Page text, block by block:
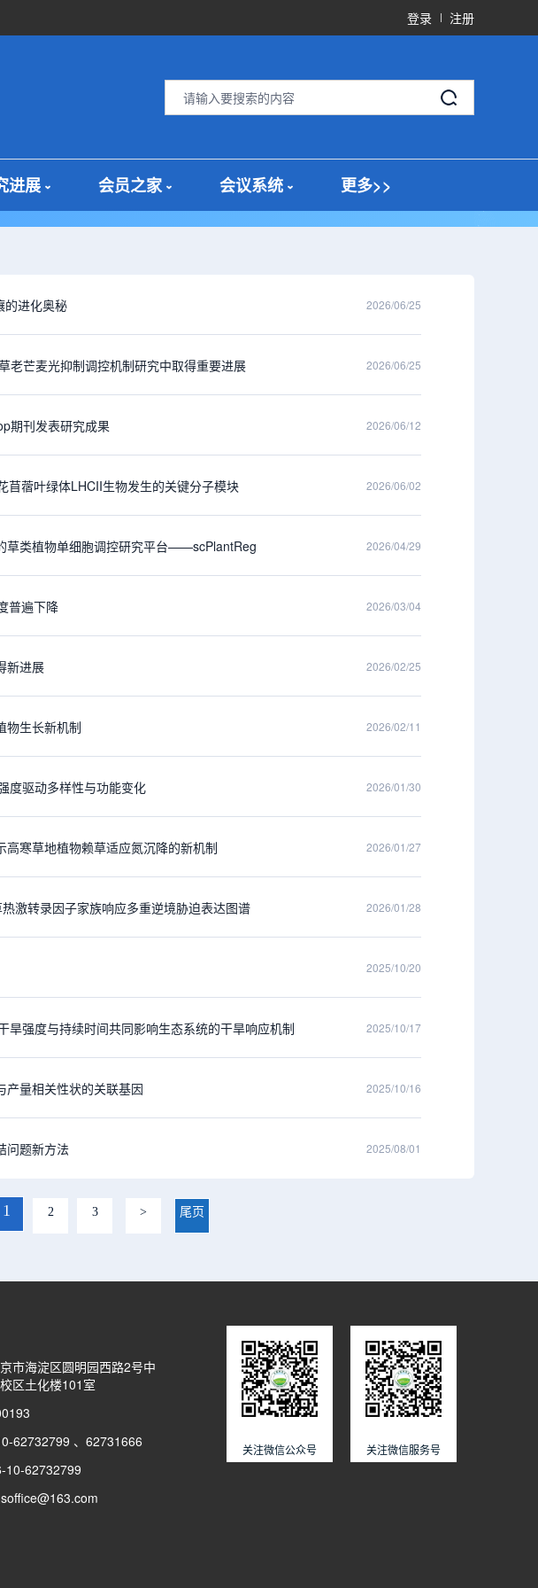
登录 注册
进展 会员之家 会议系统 更多>>
的进化奥秘 2026/06/25
老芒麦光抑制调控机制研究中取得重要进展 2026/06/25
期刊发表研究成果 2026/06/12
苜蓿叶绿体LHCII生物发生的关键分子模块 2026/06/02
草类植物单细胞调控研究平台——scPlantReg 2026/04/29
普遍下降 2026/03/04
新进展 2026/02/25
物生长新机制 2026/02/11
度驱动多样性与功能变化 2026/01/30
寒草地植物赖草适应氮沉降的新机制 2026/01/27
激转录因子家族响应多重逆境胁迫表达图谱 2026/01/28
2025/10/20
强度与持续时间共同影响生态系统的干旱响应机制 2025/10/17
产量相关性状的关联基因 2025/10/16
问题新方法 2025/08/01
1 2 3 > 尾页
市海淀区圆明园西路2号中
区土化楼101室
62732799 、62731666
62732799
关注微信公众号 关注微信服务号